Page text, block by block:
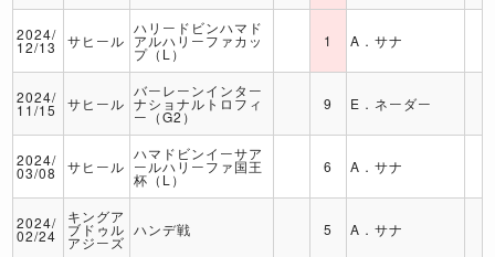
2024/
12/13 サヒール
ハリードビンハマド
アルハリーファカッ
プ（L）
1 A．サナ
2024/
11/15 サヒール
バーレーンインター
ナショナルトロフィ
ー（G2）
9 E．ネーダー
2024/
03/08 サヒール
ハマドビンイーサア
ールハリーファ国王
杯（L）
6 A．サナ
2024/
02/24
キングア
ブドゥル
アジーズ
ハンデ戦 5 A．サナ